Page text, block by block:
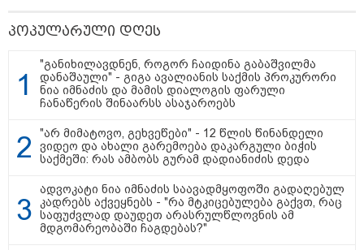
ლარიდან
თბილისი - ჰერაკლიონი 1778.80
ლარიდან
პოპულარული დღეს
"განიხილავდნენ, როგორ ჩაიდინა გაბაშვილმა
დანაშაული" - გიგა ავალიანის საქმის პროკურორი
ნია იმნაძის და მამის დიალოგის ფარული
ჩანაწერის შინაარსს ასაჯაროებს
"არ მიმატოვო, გეხვეწები" - 12 წლის წინანდელი
ვიდეო და ახალი გარემოება დაკარგული ბიჭის
საქმეში: რას ამბობს გურამ დადიანიძის დედა
ადვოკატი ნია იმნაძის საავადმყოფოში გადაღებულ
კადრებს აქვეყნებს - "რა მტკიცებულება გაქვთ, რაც
საფუძვლად დაუდეთ არასრულწლოვნის ამ
მდგომარეობაში ჩაგდებას?"